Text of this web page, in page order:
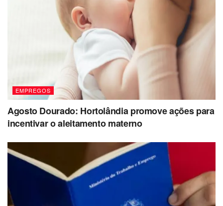
EMPREGOS
Agosto Dourado: Hortolândia promove ações para
incentivar o aleitamento materno